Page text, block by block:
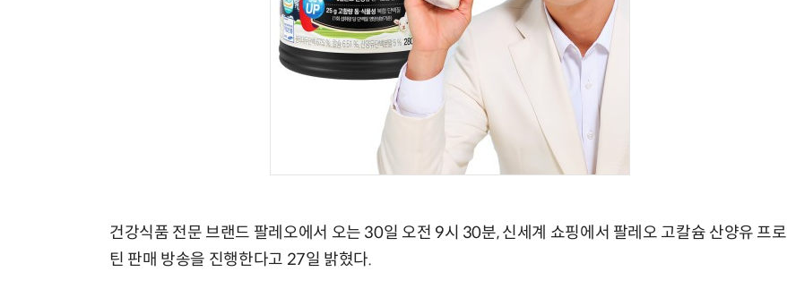
건강식품 전문 브랜드 팔레오에서 오는 30일 오전 9시 30분, 신세계 쇼핑에서 팔레오 고칼슘 산양유 프로
틴 판매 방송을 진행한다고 27일 밝혔다.